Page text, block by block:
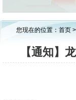
您现在的位置： 首页 >
【通知】